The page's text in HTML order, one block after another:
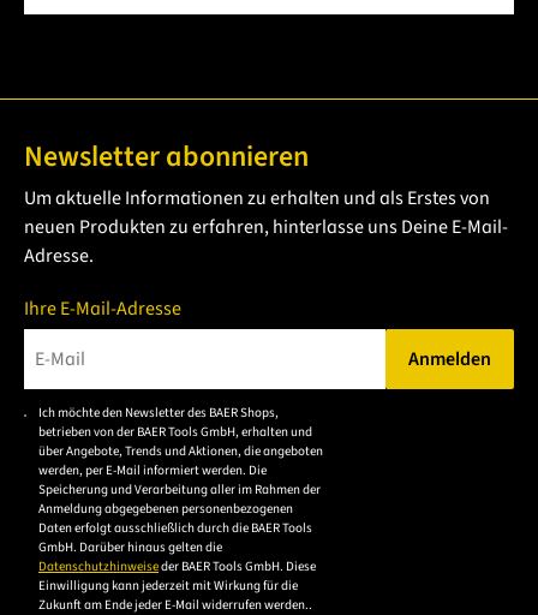
Newsletter abonnieren
Um aktuelle Informationen zu erhalten und als Erstes von
neuen Produkten zu erfahren, hinterlasse uns Deine E-Mail-
Adresse.
Ihre E-Mail-Adresse
Bitte geben Sie eine gültige E-Mail-Adresse ein.
Anmelden
Ich möchte den Newsletter des BAER Shops,
betrieben von der BAER Tools GmbH, erhalten und
über Angebote, Trends und Aktionen, die angeboten
werden, per E-Mail informiert werden. Die
Speicherung und Verarbeitung aller im Rahmen der
Anmeldung abgegebenen personenbezogenen
Daten erfolgt ausschließlich durch die BAER Tools
GmbH. Darüber hinaus gelten die
Datenschutzhinweiseder BAER Tools GmbH. Diese
Einwilligung kann jederzeit mit Wirkung für die
Zukunft am Ende jeder E-Mail widerrufen werden..